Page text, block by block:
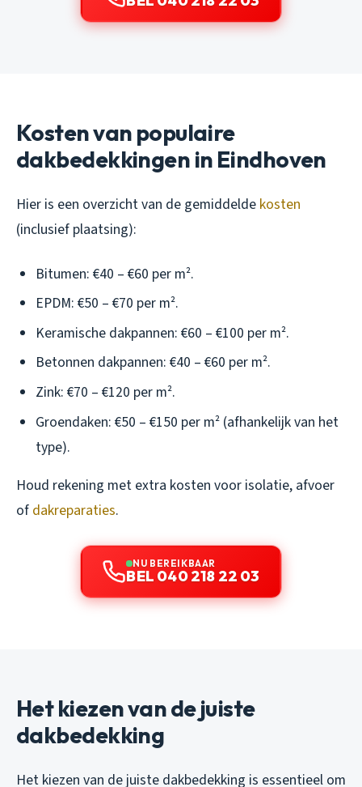
Kosten van populaire
dakbedekkingen in Eindhoven
Hier is een overzicht van de gemiddelde kosten
(inclusief plaatsing):
Bitumen: €40 – €60 per m².
EPDM: €50 – €70 per m².
Keramische dakpannen: €60 – €100 per m².
Betonnen dakpannen: €40 – €60 per m².
Zink: €70 – €120 per m².
Groendaken: €50 – €150 per m² (afhankelijk van het
type).
Houd rekening met extra kosten voor isolatie, afvoer
of dakreparaties.
NU BEREIKBAAR
BEL 040 218 22 03
Het kiezen van de juiste
dakbedekking
Het kiezen van de juiste dakbedekking is essentieel om